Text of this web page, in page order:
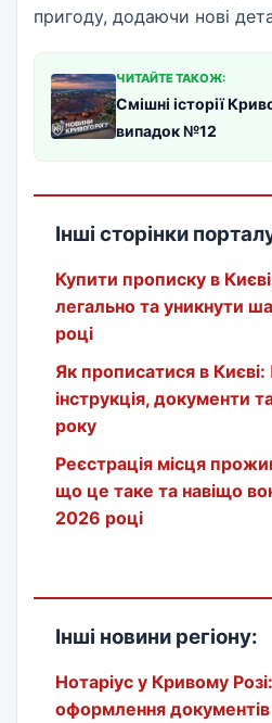
пригоду, додаючи нові
ЧИТАЙТЕ ТАКОЖ:
Смішні історії
випадок №12
Інші сторінки
Купити прописку в
легально та уникнути
році
Як прописатися в
інструкція, документи
року
Реєстрація місця
що це таке та навіщо
2026 році
Інші новини регіону:
Нотаріус у Кривому
оформлення документів